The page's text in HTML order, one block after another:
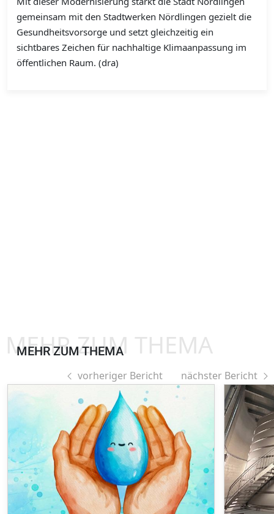
gemeinsam mit den Stadtwerken Nördlingen gezielt die
Gesundheitsvorsorge und setzt gleichzeitig ein
sichtbares Zeichen für nachhaltige Klimaanpassung im
öffentlichen Raum. (dra)
MEHR ZUM THEMA
MEHR ZUM THEMA
vorheriger Bericht nächster Bericht